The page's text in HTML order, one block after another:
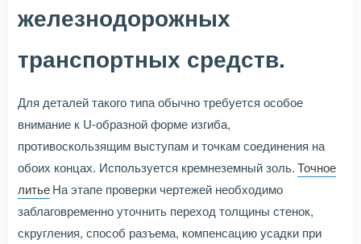
железнодорожных
транспортных средств.
Для деталей такого типа обычно требуется особое
внимание к U-образной форме изгиба,
противоскользящим выступам и точкам соединения на
обоих концах. Используется кремнеземный золь.Точное
литьеНа этапе проверки чертежей необходимо
заблаговременно уточнить переход толщины стенок,
скругления, способ разъема, компенсацию усадки при